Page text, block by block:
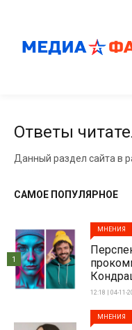
Ответы
Данный раздел сайта в
САМОЕ ПОПУЛЯРНОЕ
МНЕНИЯ
12:18 | 04-11-
1
МНЕНИЯ